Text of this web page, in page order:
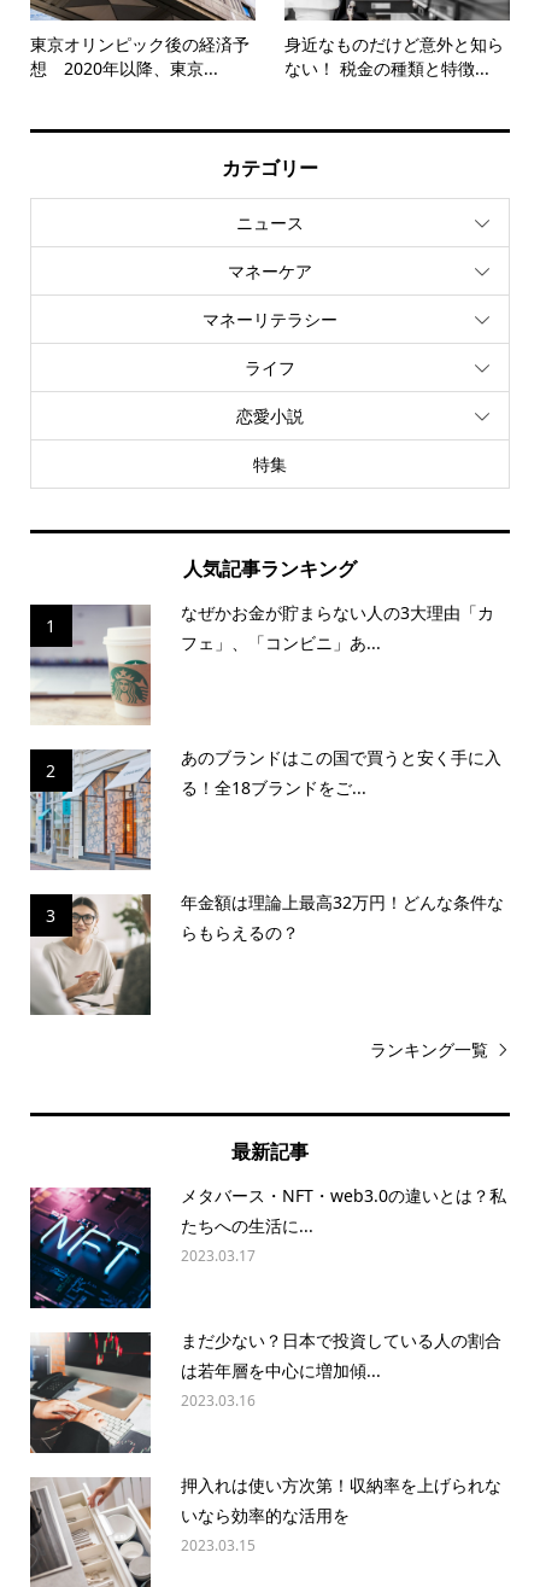
東京オリンピック後の経済予
想 2020年以降、東京...
身近なものだけど意外と知ら
ない！ 税金の種類と特徴...
カテゴリー
ニュース
マネーケア
マネーリテラシー
ライフ
恋愛小説
特集
人気記事ランキング
1
なぜかお金が貯まらない人の3大理由「カ
フェ」、「コンビニ」あ...
2
あのブランドはこの国で買うと安く手に入
る！全18ブランドをご...
3
年金額は理論上最高32万円！どんな条件な
らもらえるの？
ランキング一覧
最新記事
メタバース・NFT・web3.0の違いとは？私
たちへの生活に...
2023.03.17
まだ少ない？日本で投資している人の割合
は若年層を中心に増加傾...
2023.03.16
押入れは使い方次第！収納率を上げられな
いなら効率的な活用を
2023.03.15